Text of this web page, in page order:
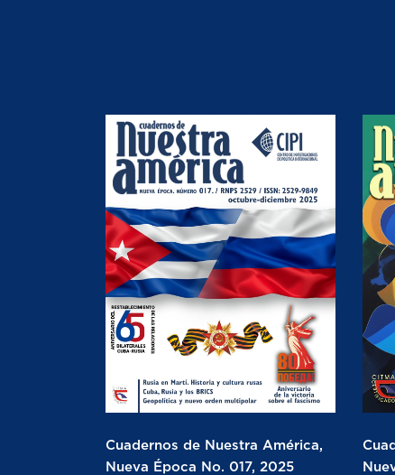
Cuadernos de Nuestra América,
Nueva Época No. 017, 2025